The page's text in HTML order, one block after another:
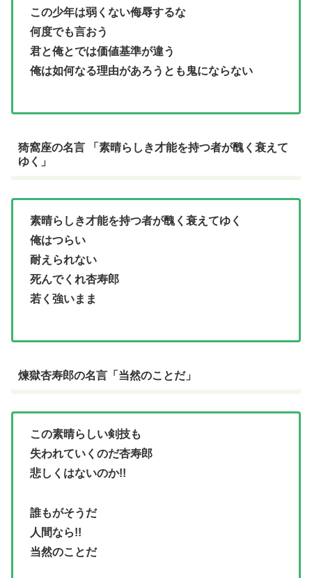
この少年は弱くない侮辱するな
何度でも言おう
君と俺とでは価値基準が違う
俺は如何なる理由があろうとも鬼にならない
猗窩座の名言 「素晴らしき才能を持つ者が醜く衰えて
ゆく」
素晴らしき才能を持つ者が醜く衰えてゆく
俺はつらい
耐えられない
死んでくれ杏寿郎
若く強いまま
煉獄杏寿郎の名言「当然のことだ」
この素晴らしい剣技も
失われていくのだ杏寿郎
悲しくはないのか!!
誰もがそうだ
人間なら!!
当然のことだ